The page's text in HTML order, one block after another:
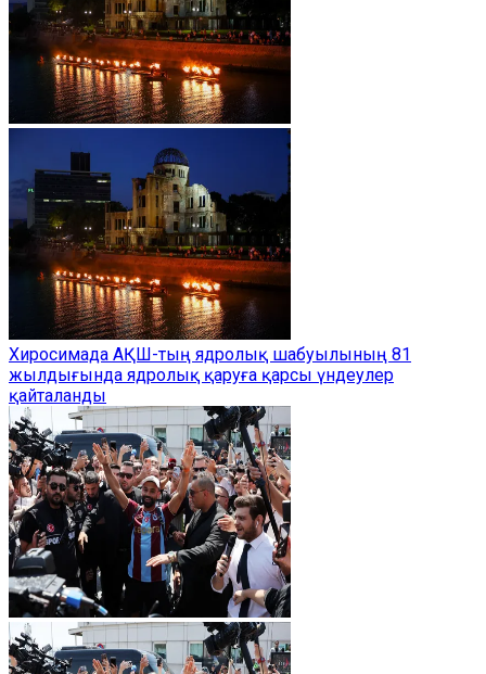
Хиросимада АҚШ-тың ядролық шабуылының 81
жылдығында ядролық қаруға қарсы үндеулер
қайталанды